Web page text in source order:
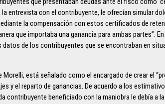
entrevista con el contribuyente, le ofrecían simular
la compensación con estos certificados de
que importaba una ganancia para ambas partes”.
datos de los contribuyentes que se encontraban en
Morelli, está señalado como el encargado de crear el
y el reparto de ganancias. De acuerdo a los
contribuyente beneficiado con la maniobra le debía a